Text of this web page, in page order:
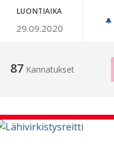
LUONTIAIKA
29.09.2020
87 Kannatukset